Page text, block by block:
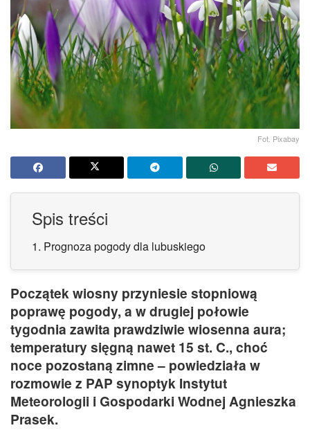
Fot. Pixabay
Spis treści
1. Prognoza pogody dla lubuskiego
Początek wiosny przyniesie stopniową
poprawę pogody, a w drugiej połowie
tygodnia zawita prawdziwie wiosenna aura;
temperatury sięgną nawet 15 st. C., choć
noce pozostaną zimne – powiedziała w
rozmowie z PAP synoptyk Instytut
Meteorologii i Gospodarki Wodnej Agnieszka
Prasek.